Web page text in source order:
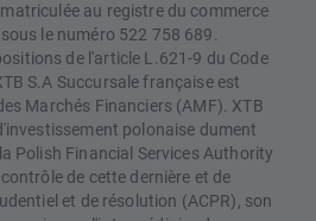
au registre du commerce
le numéro 522 758 689.
de l'article L.621-9 du Code
S.A Succursale française est
Marchés Financiers (AMF). XTB
polonaise dument
Polish Financial Services Authority
de cette dernière et de
et de résolution (ACPR), son